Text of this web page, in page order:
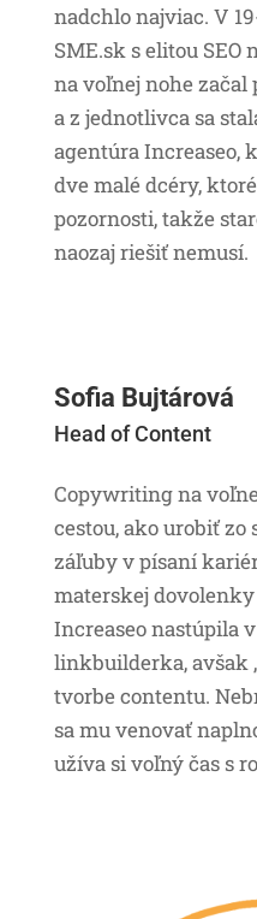
nadchlo najviac. V
SME.sk s elitou SEO
na voľnej nohe
a z jednotlivca sa
agentúra Increaseo,
dve malé dcéry,
pozornosti, takže
naozaj riešiť nemusí.
Sofia Bujtárová
Head of Content
Copywriting na
cestou, ako urobiť zo
záľuby v písaní
materskej
Increaseo nastúpila
linkbuilderka, avšak
tvorbe contentu.
sa mu venovať
užíva si voľný čas s